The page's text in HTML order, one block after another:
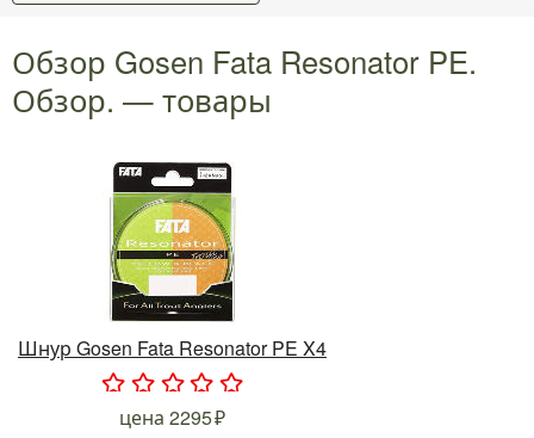
Обзор Gosen Fata Resonator PE.
Обзор. — товары
Шнур Gosen Fata Resonator PE X4
. . .
цена 2295